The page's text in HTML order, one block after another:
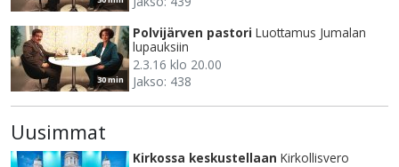
30 min
Polvijärven pastori Luottamus Jumalan
lupauksiin
2.3.16 klo 20.00
Jakso: 438
Uusimmat
Kirkossa keskustellaan Kirkollisvero